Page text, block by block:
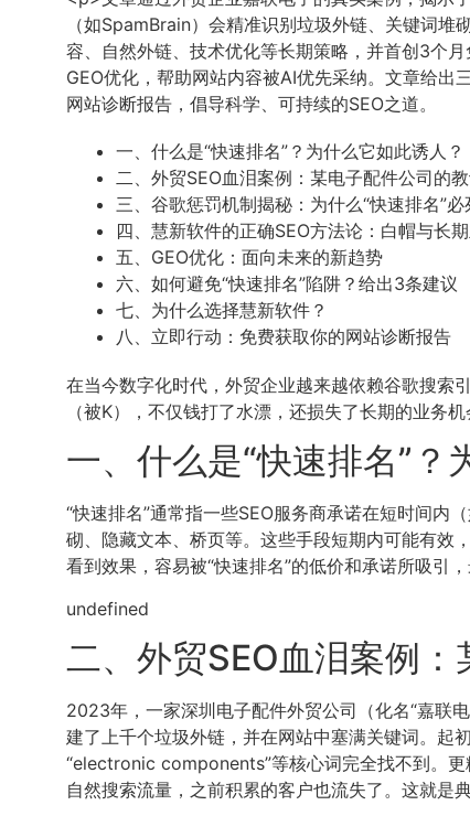
（如SpamBrain）会精准识别垃圾外链、关键词
容、自然外链、技术优化等长期策略，并首创3个
GEO优化，帮助网站内容被AI优先采纳。文章给
网站诊断报告，倡导科学、可持续的SEO之道。
一、什么是“快速排名”？为什么它如此诱人？
二、外贸SEO血泪案例：某电子配件公司的教
三、谷歌惩罚机制揭秘：为什么“快速排名”必
四、慧新软件的正确SEO方法论：白帽与长
五、GEO优化：面向未来的新趋势
六、如何避免“快速排名”陷阱？给出3条建议
七、为什么选择慧新软件？
八、立即行动：免费获取你的网站诊断报告
在当今数字化时代，外贸企业越来越依赖谷歌搜索
（被K），不仅钱打了水漂，还损失了长期的业务
一、什么是“快速排名”？
“快速排名”通常指一些SEO服务商承诺在短时间内
砌、隐藏文本、桥页等。这些手段短期内可能有效
看到效果，容易被“快速排名”的低价和承诺所吸引，
undefined
二、外贸SEO血泪案例：
2023年，一家深圳电子配件外贸公司（化名“嘉联
建了上千个垃圾外链，并在网站中塞满关键词。起
“electronic components”等核心词完全找不到。
自然搜索流量，之前积累的客户也流失了。这就是典